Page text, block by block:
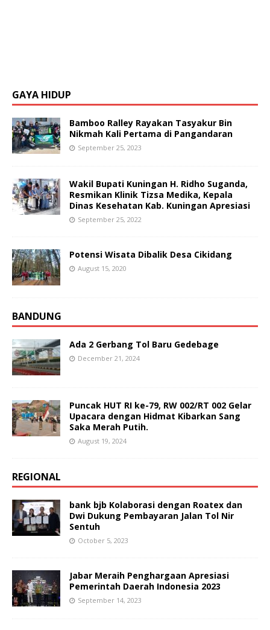
GAYA HIDUP
Bamboo Ralley Rayakan Tasyakur Bin
Nikmah Kali Pertama di Pangandaran
September 25, 2023
Wakil Bupati Kuningan H. Ridho Suganda,
Resmikan Klinik Tizsa Medika, Kepala
Dinas Kesehatan Kab. Kuningan Apresiasi
September 25, 2022
Potensi Wisata Dibalik Desa Cikidang
August 15, 2020
BANDUNG
Ada 2 Gerbang Tol Baru Gedebage
December 21, 2024
Puncak HUT RI ke-79, RW 002/RT 002 Gelar
Upacara dengan Hidmat Kibarkan Sang
Saka Merah Putih.
August 19, 2024
REGIONAL
bank bjb Kolaborasi dengan Roatex dan
Dwi Dukung Pembayaran Jalan Tol Nir
Sentuh
October 5, 2023
Jabar Meraih Penghargaan Apresiasi
Pemerintah Daerah Indonesia 2023
September 14, 2023